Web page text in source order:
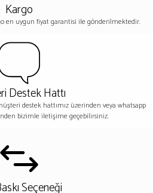
Kargo
en uygun fiyat garantisi ile gönderilmektedir.
Destek Hattı
destek hattımız üzerinden veya whatsapp
bizimle iletişime geçebilirsiniz.
Seçeneği